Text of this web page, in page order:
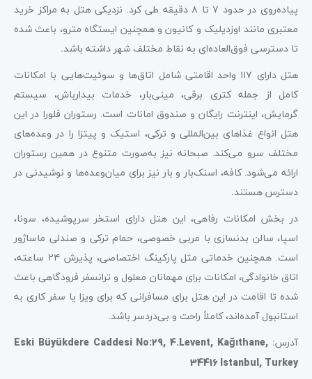
پیاده‌روی در حدود ۷
تا ۸ دقیقه طی کرد. نزدیکی هتل به مراکز خرید
معتبری مانند اوزدیلیک و کانیون و همچنین ایستگاه مترو، باعث شده
تا دسترسی فوق‌العاده‌ای به نقاط مختلف شهر داشته باشد.
هتل دارای ۱۱۷
واحد اقامتی شامل اتاق‌ها و سوئیت‌هایی با امکانات
کامل از جمله کتری برقی، مینی‌بار، خدمات بیدارباش، سیستم
گرمایش، اینترنت رایگان و صندوق امانات است. رستوران فلورا در این
هتل انواع غذاهای بین‌المللی و ترکی، استیک و پیتزا را در وعده‌های
مختلف سرو می‌کند. صبحانه نیز به‌صورت متنوع در همین رستوران
ارائه می‌شود. کافه، اسنک‌بار و بار نیز برای میان‌وعده‌ها و نوشیدنی در
دسترس هستند.
در بخش امکانات رفاهی، این هتل دارای استخر سرپوشیده، سونا،
اسپا، سالن بدنسازی با مربی خصوصی، حمام ترکی و صندلی ماساژور
است. همچنین خدماتی مثل پارکینگ اختصاصی، پذیرش ۲۴ ساعته،
اتاق خانوادگی، امکانات برای مهمانان معلول و ترانسفر فرودگاهی باعث
شده تا اقامت در این هتل برای مسافرانی که برای ویزا یا سفر کاری به
استانبول آمده‌اند، کاملاً راحت و بی‌دردسر باشد.
آدرس:
Eski Büyükdere Caddesi No:29, 4.Levent, Kağıthane,
34416 Istanbul, Turkey